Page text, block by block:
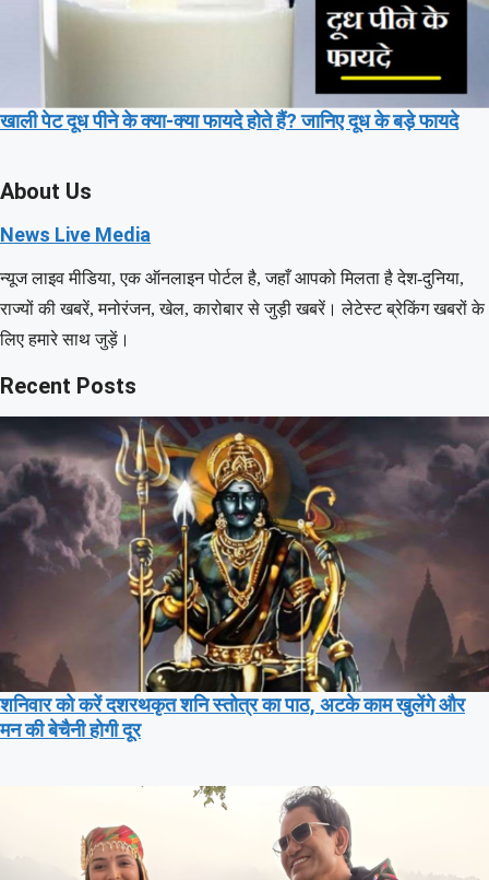
खाली पेट दूध पीने के क्या-क्या फायदे होते हैं? जानिए दूध के बड़े फायदे
About Us
News Live Media
न्यूज लाइव मीडिया, एक ऑनलाइन पोर्टल है, जहाँ आपको मिलता है देश-दुनिया,
राज्यों की खबरें, मनोरंजन, खेल, कारोबार से जुड़ी खबरें। लेटेस्ट ब्रेकिंग खबरों के
लिए हमारे साथ जुड़ें।
Recent Posts
शनिवार को करें दशरथकृत शनि स्तोत्र का पाठ, अटके काम खुलेंगे और
मन की बेचैनी होगी दूर